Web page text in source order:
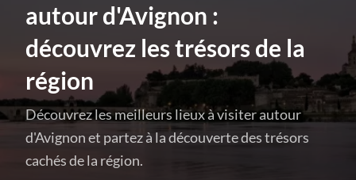
autour d'Avignon :
découvrez les trésors de la
région
Découvrez les meilleurs lieux à visiter autour
d'Avignon et partez à la découverte des trésors
cachés de la région.